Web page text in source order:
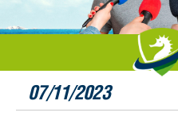
07/11/2023